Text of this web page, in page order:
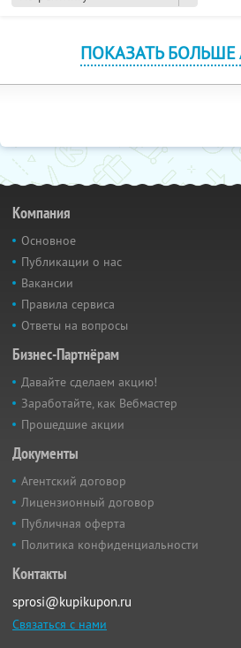
ПОКАЗАТЬ
Компания
Основное
Публикации о нас
Вакансии
Правила сервиса
Ответы на вопросы
Бизнес-Партнёрам
Давайте сделаем акцию!
Заработайте, как Вебмастер
Прошедшие акции
Документы
Агентский договор
Лицензионный договор
Публичная оферта
Политика конфиденциальности
Контакты
sprosi@kupikupon.ru
Связаться с нами